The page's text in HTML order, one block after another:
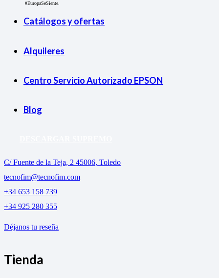
#EuropaSeSiente.
Catálogos y ofertas
Alquileres
Centro Servicio Autorizado EPSON
Blog
C/ Fuente de la Teja, 2 45006, Toledo
tecnofim@tecnofim.com
+34 653 158 739
+34 925 280 355
Déjanos tu reseña
Tienda